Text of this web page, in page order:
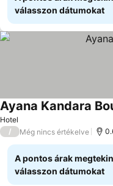
válasszon dátumokat
Hotel
Ayana Kandara
/ Még nincs értékelve
A pontos árak
válasszon dátumokat